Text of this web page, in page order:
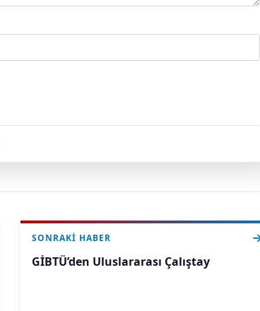
SONRAKI HABER
GİBTÜ’den Uluslararası Çalıştay